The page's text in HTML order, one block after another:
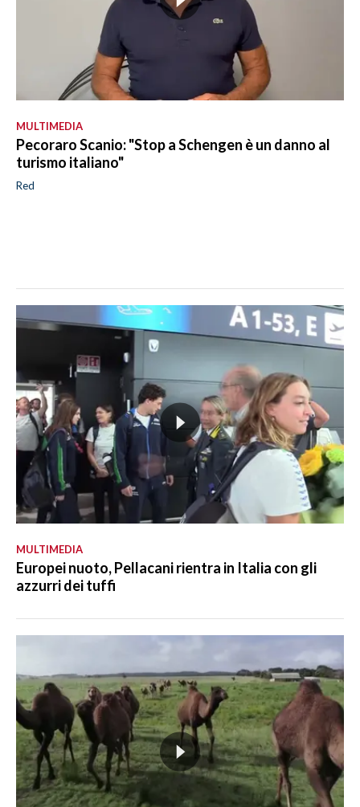
MULTIMEDIA
Pecoraro Scanio: "Stop a Schengen è un danno al
turismo italiano"
Red
MULTIMEDIA
Europei nuoto, Pellacani rientra in Italia con gli
azzurri dei tuffi